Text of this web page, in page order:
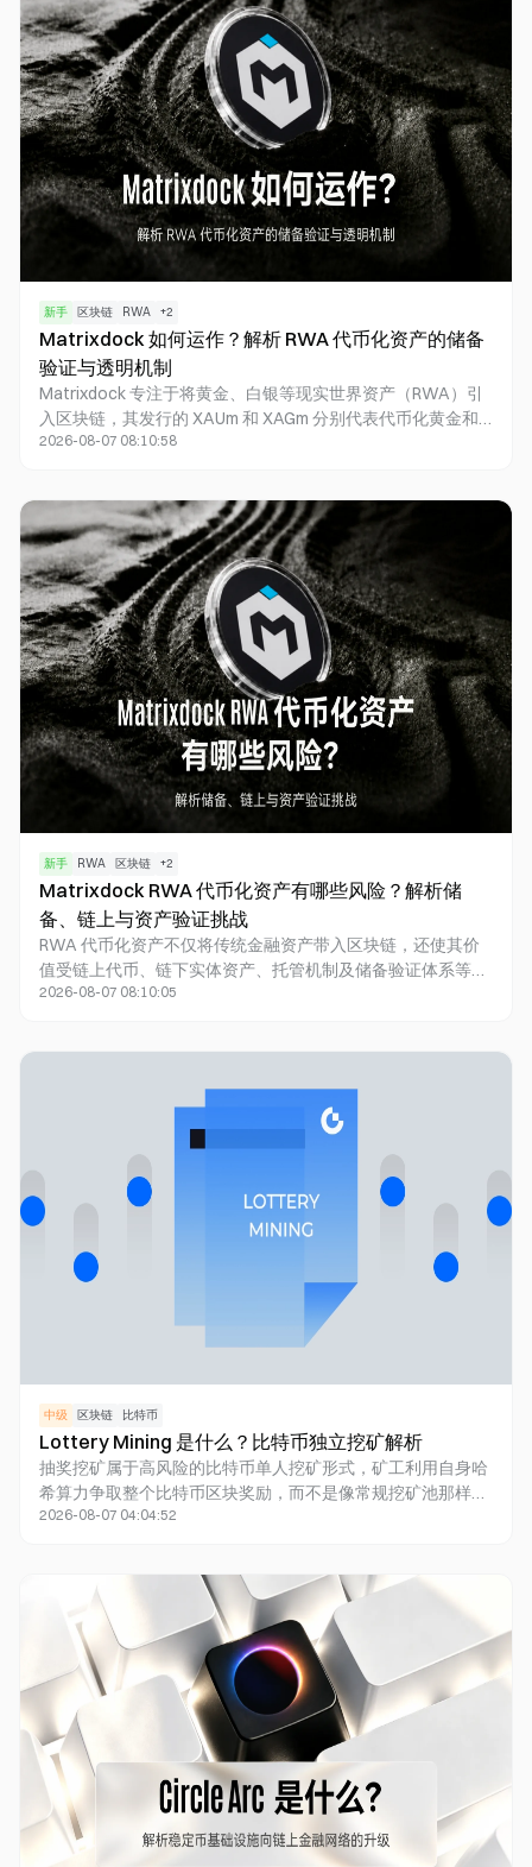
新手 区块链 RWA +2
Matrixdock 如何运作？解析 RWA 代币化资产的储备
验证与透明机制
Matrixdock 专注于将黄金、白银等现实世界资产（RWA）引
入区块链，其发行的 XAUm 和 XAGm 分别代表代币化黄金和
白银资产。本文将围绕 Matrixdock 的运作架构，解析实体资
构建完善的储备透明机制，帮助您全面了解 RWA 代币化资产
从链下储备到链上流通的完整流程。
2026-08-07 08:10:58
新手 RWA 区块链 +2
Matrixdock RWA 代币化资产有哪些风险？解析储
备、链上与资产验证挑战
RWA 代币化资产不仅将传统金融资产带入区块链，还使其价
值受链上代币、链下实体资产、托管机制及储备验证体系等多
重因素影响。本文以 Matrixdock 及其 XAUm、XAGm 为例，
度在链上金融领域的重要作用。
2026-08-07 08:10:05
中级 区块链 比特币
Lottery Mining 是什么？比特币独立挖矿解析
抽奖挖矿属于高风险的比特币单人挖矿形式，矿工利用自身哈
希算力争取整个比特币区块奖励，而不是像常规挖矿池那样获
得较小的分成。这种方式可能比完全独立的单人挖矿更简单，
2026-08-07 04:04:52